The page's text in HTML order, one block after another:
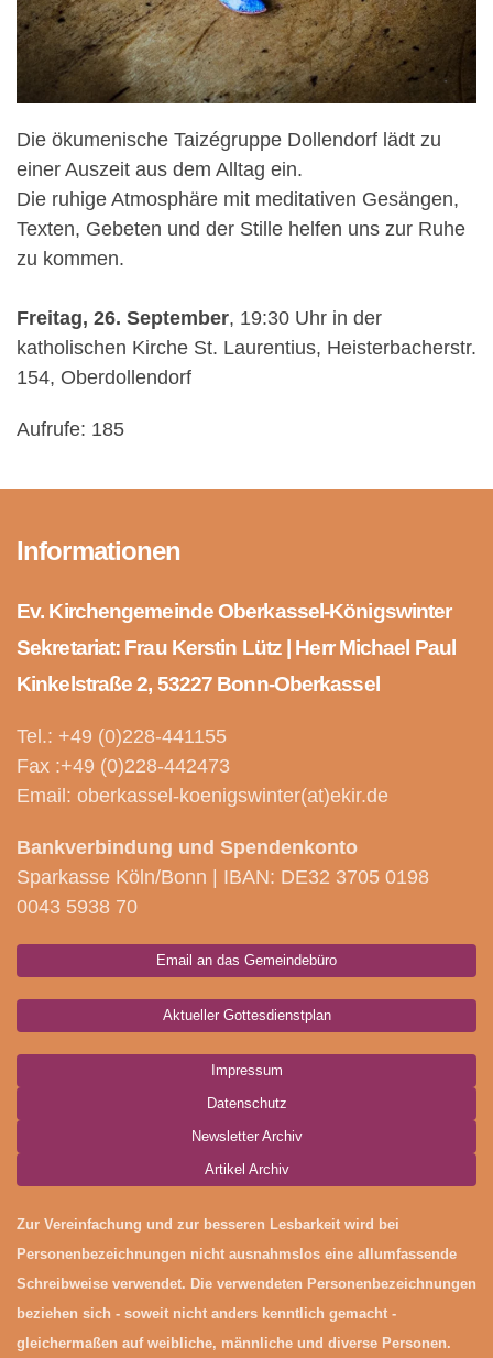
Die ökumenische Taizégruppe Dollendorf lädt zu
einer Auszeit aus dem Alltag ein.
Die ruhige Atmosphäre mit meditativen Gesängen,
Texten, Gebeten und der Stille helfen uns zur Ruhe
zu kommen.
Freitag, 26. September, 19:30 Uhr in der
katholischen Kirche St. Laurentius, Heisterbacherstr.
154, Oberdollendorf
Aufrufe: 185
Informationen
Ev. Kirchengemeinde Oberkassel-Königswinter
Sekretariat: Frau Kerstin Lütz | Herr Michael Paul
Kinkelstraße 2, 53227 Bonn-Oberkassel
Tel.: +49 (0)228-441155
Fax :+49 (0)228-442473
Email: oberkassel-koenigswinter(at)ekir.de
Bankverbindung und Spendenkonto
Sparkasse Köln/Bonn | IBAN: DE32 3705 0198
0043 5938 70
Email an das Gemeindebüro
Aktueller Gottesdienstplan
Impressum
Datenschutz
Newsletter Archiv
Artikel Archiv
Zur Vereinfachung und zur besseren Lesbarkeit wird bei
Personenbezeichnungen nicht ausnahmslos eine allumfassende
Schreibweise verwendet. Die verwendeten Personenbezeichnungen
beziehen sich - soweit nicht anders kenntlich gemacht -
gleichermaßen auf weibliche, männliche und diverse Personen.